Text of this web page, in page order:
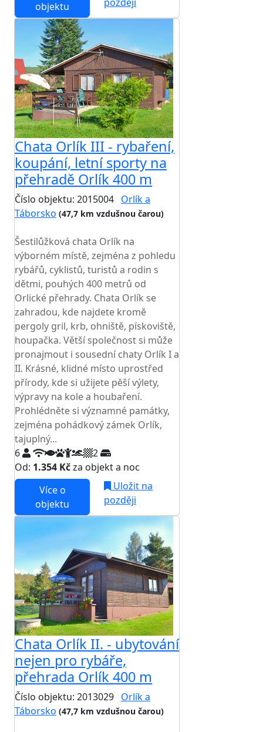
objektu
Chata Orlík III - rybaření,
koupání, letní sporty na
přehradě Orlík 400 m
Číslo objektu: 2015004 Orlík a
Táborsko (47,7 km vzdušnou čarou)
Šestilůžková chata Orlík na
výborném místě, zejména z pohledu
rybářů, cyklistů, turistů a rodin s
dětmi, pouhých 400 metrů od
Orlické přehrady. Chata Orlík se
zahradou, kde najdete kromě
pergoly gril, krb, ohniště, pískoviště,
houpačka. Větší společnost si může
pronajmout i sousední chaty Orlík I a
II. Krásné, klidné místo uprostřed
přírody, kde si užijete pěší výlety,
výpravy na kole a houbaření.
Prohlédněte si významné památky,
zejména pohádkový zámek Orlík,
tajuplný...
6
2
Od: 1.354 Kčza objekt a noc
Více o
objektu
Uložit na
později
Chata Orlík II. - ubytování
nejen pro rybáře,
přehrada Orlík 400 m
Číslo objektu: 2013029 Orlík a
Táborsko (47,7 km vzdušnou čarou)